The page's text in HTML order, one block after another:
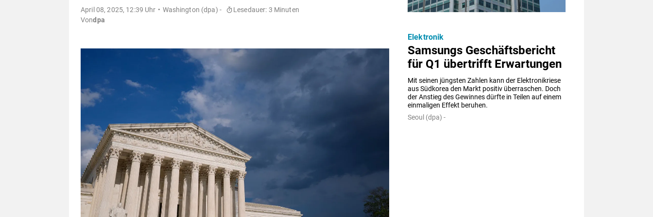
April 08, 2025, 12:39 Uhr Washington (dpa) -
Lesedauer: 3 Minuten
Vondpa
Samsungs Geschäftsbericht
für Q1 übertrifft Erwartungen
Mit seinen jüngsten Zahlen kann der Elektronikriese
aus Südkorea den Markt positiv überraschen. Doch
der Anstieg des Gewinnes dürfte in Teilen auf einem
einmaligen Effekt beruhen.
Elektronik
Seoul (dpa) -